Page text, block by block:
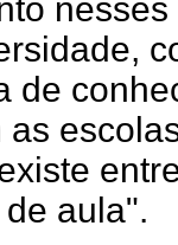
de
as
aula".